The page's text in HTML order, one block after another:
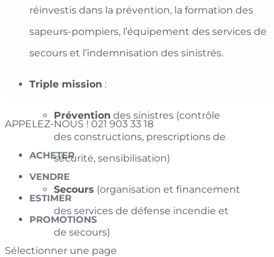
APPELEZ-NOUS ! 021 903 33 18
ACHETER
VENDRE
ESTIMER
PROMOTIONS
Sélectionner une page
réinvestis dans la prévention, la formation des
sapeurs-pompiers, l’équipement des services de
secours et l’indemnisation des sinistrés.
Triple mission :
Prévention des sinistres (contrôle
des constructions, prescriptions de
sécurité, sensibilisation)
Secours (organisation et financement
des services de défense incendie et
de secours)